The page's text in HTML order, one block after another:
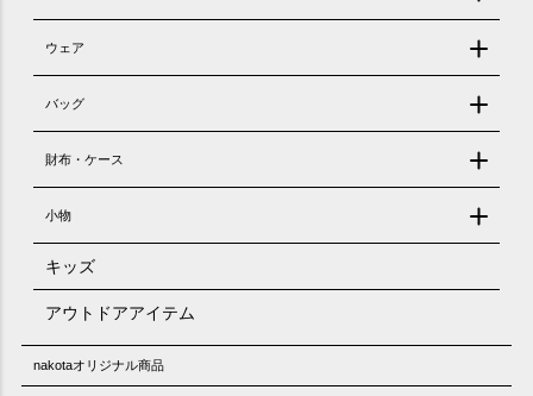
ウェア
バッグ
財布・ケース
小物
キッズ
アウトドアアイテム
nakotaオリジナル商品